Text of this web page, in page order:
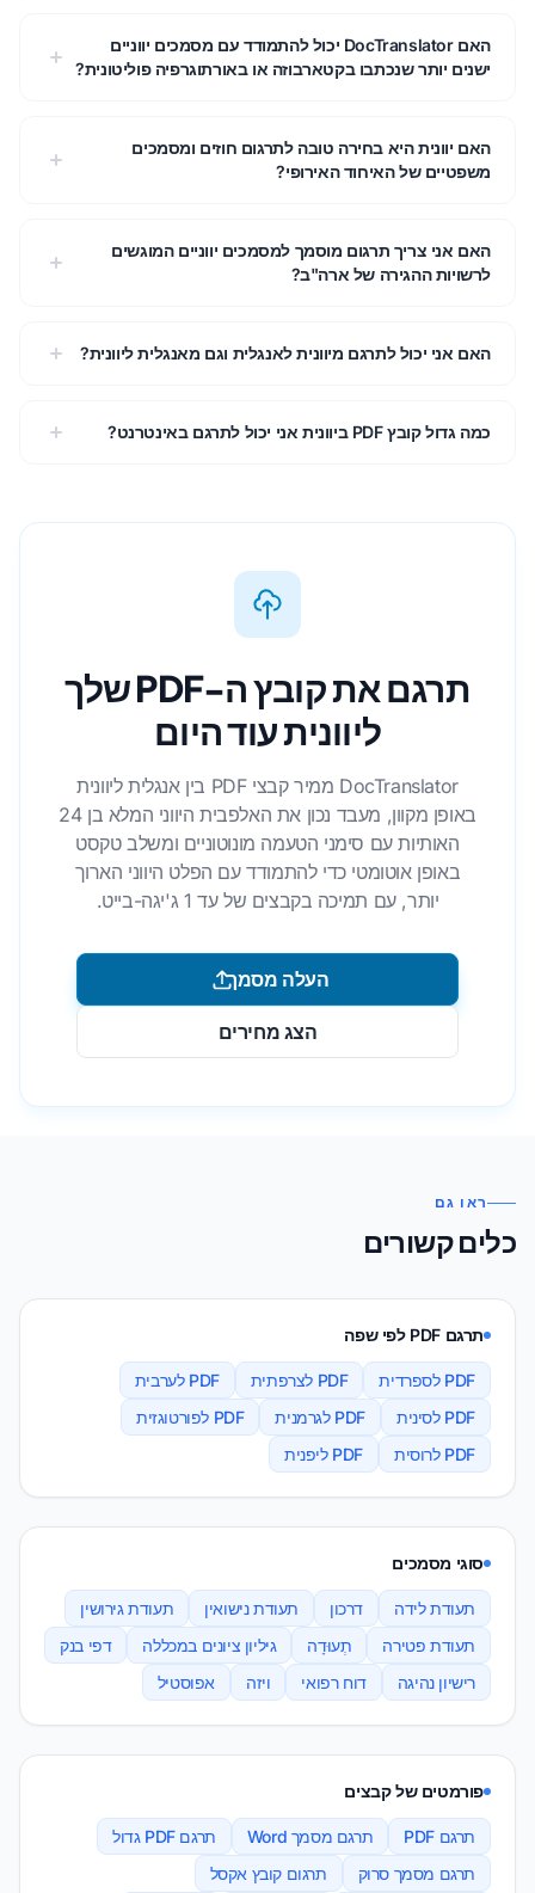
האם DocTranslator יכול להתמודד עם מסמכים יווניים
ישנים יותר שנכתבו בקטארבוזה או באורתוגרפיה פוליטונית?
האם יוונית היא בחירה טובה לתרגום חוזים ומסמכים
משפטיים של האיחוד האירופי?
האם אני צריך תרגום מוסמך למסמכים יווניים המוגשים
לרשויות ההגירה של ארה"ב?
האם אני יכול לתרגם מיוונית לאנגלית וגם מאנגלית ליוונית?
כמה גדול קובץ PDF ביוונית אני יכול לתרגם באינטרנט?
תרגם את קובץ ה-PDF שלך
ליוונית עוד היום
DocTranslator ממיר קבצי PDF בין אנגלית ליוונית
באופן מקוון, מעבד נכון את האלפבית היווני המלא בן 24
האותיות עם סימני הטעמה מונוטוניים ומשלב טקסט
באופן אוטומטי כדי להתמודד עם הפלט היווני הארוך
יותר, עם תמיכה בקבצים של עד 1 ג'יגה-בייט.
העלה מסמך
הצג מחירים
ראו גם
כלים קשורים
תרגם PDF לפי שפה
PDF לספרדית PDF לצרפתית
PDF לערבית
PDF לסינית
PDF לגרמנית
PDF לפורטוגזית
PDF לרוסית
PDF ליפנית
סוגי מסמכים
תעודת לידה דרכון תעודת נישואין
תעודת גירושין
תעודת פטירה
תְעוּדָה גיליון ציונים במכללה
דפי בנק
רישיון נהיגה
דוח רפואי ויזה אפוסטיל
פורמטים של קבצים
תרגם PDF תרגם מסמך Word
תרגם PDF גדול
תרגם מסמך סרוק
תרגום קובץ אקסל